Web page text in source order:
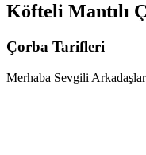
Köfteli Mantılı
Çorba Tarifleri
Merhaba Sevgili Arkadaşlar